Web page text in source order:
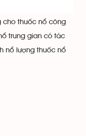
cho thuốc nổ công
trung gian có tác
nổ lượng thuốc nổ